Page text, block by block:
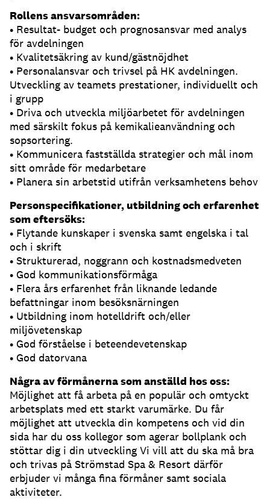
Rollens ansvarsområden:
• Resultat- budget och prognosansvar med analys
för avdelningen
• Kvalitetsäkring av kund/gästnöjdhet
• Personalansvar och trivsel på HK avdelningen.
Utveckling av teamets prestationer, individuellt och
i grupp
• Driva och utveckla miljöarbetet för avdelningen
med särskilt fokus på kemikalieanvändning och
sopsortering.
• Kommunicera fastställda strategier och mål inom
sitt område för medarbetare
• Planera sin arbetstid utifrån verksamhetens behov
Personspecifikationer, utbildning och erfarenhet
som eftersöks:
• Flytande kunskaper i svenska samt engelska i tal
och i skrift
• Strukturerad, noggrann och kostnadsmedveten
• God kommunikationsförmåga
• Flera års erfarenhet från liknande ledande
befattningar inom besöksnärningen
• Utbildning inom hotelldrift och/eller
miljövetenskap
• God förståelse i beteendevetenskap
• God datorvana
Några av förmånerna som anställd hos oss:
Möjlighet att få arbeta på en populär och omtyckt
arbetsplats med ett starkt varumärke. Du får
möjlighet att utveckla din kompetens och vid din
sida har du oss kollegor som agerar bollplank och
stöttar dig i din utveckling Vi vill att du ska må bra
och trivas på Strömstad Spa & Resort därför
erbjuder vi många fina förmåner samt sociala
aktiviteter.